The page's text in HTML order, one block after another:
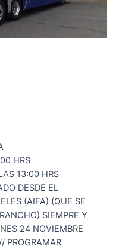
HRS
13:00 HRS
DESDE EL
(AIFA) (QUE SE
SIEMPRE Y
24 NOVIEMBRE
PROGRAMAR